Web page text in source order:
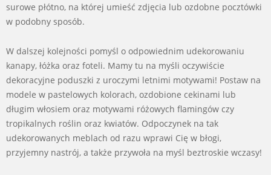
surowe płótno, na której umieść zdjęcia lub ozdobne pocztówki
w podobny sposób.
W dalszej kolejności pomyśl o odpowiednim udekorowaniu
kanapy, łóżka oraz foteli. Mamy tu na myśli oczywiście
dekoracyjne poduszki z uroczymi letnimi motywami! Postaw na
modele w pastelowych kolorach, ozdobione cekinami lub
długim włosiem oraz motywami różowych flamingów czy
tropikalnych roślin oraz kwiatów. Odpoczynek na tak
udekorowanych meblach od razu wprawi Cię w błogi,
przyjemny nastrój, a także przywoła na myśl beztroskie wczasy!